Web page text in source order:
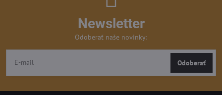
Newsletter
Odoberať naše novinky:
Odoberať